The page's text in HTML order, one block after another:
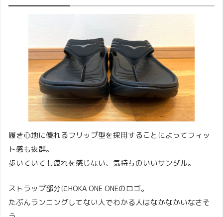
履き心地に優れるフリップ型を採用することによってフィッ
ト感も抜群。
歩いていても疲れを感じない、気持ちのいいサンダル。
ストラップ部分にHOKA ONE ONEのロゴ。
たぶんランニングしてない人でわかる人はなかなかいなさそ